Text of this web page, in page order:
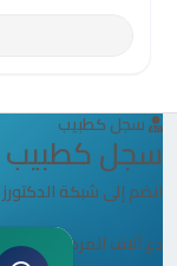
سجل كطبيب
سجل كطبيب
انضم إلى شبكة
دع آلاف المرضى يصلون